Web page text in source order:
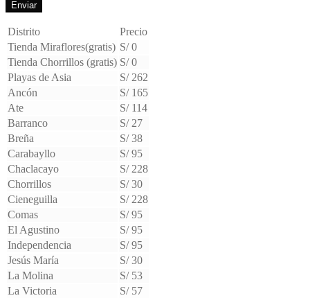
Distrito
Precio
Tienda Miraflores(gratis) S/ 0
Tienda Chorrillos (gratis) S/ 0
Playas de Asia
S/ 262
Ancón
S/ 165
Ate
S/ 114
Barranco
S/ 27
Breña
S/ 38
Carabayllo
S/ 95
Chaclacayo
S/ 228
Chorrillos
S/ 30
Cieneguilla
S/ 228
Comas
S/ 95
El Agustino
S/ 95
Independencia
S/ 95
Jesús María
S/ 30
La Molina
S/ 53
La Victoria
S/ 57